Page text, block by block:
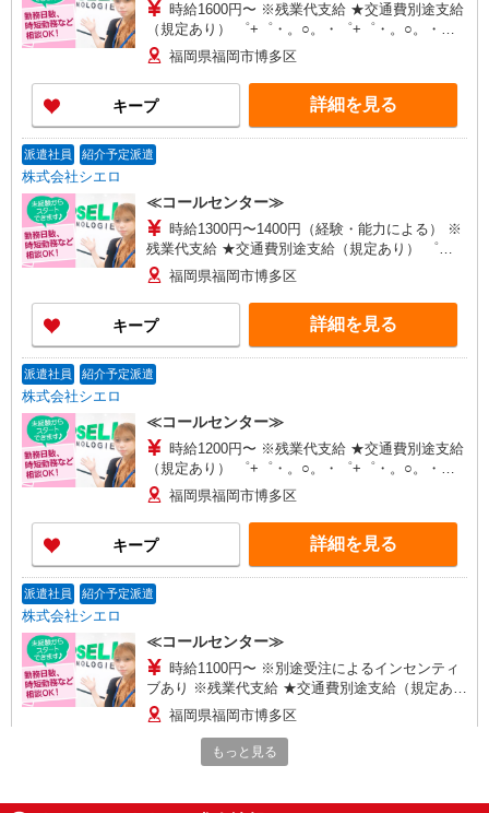
時給1600円〜 ※残業代支給 ★交通費別途支給
（規定あり） ゜+゜・。○。・゜+゜・。○。・゜
+゜ 入社祝い金10万円支給(規定有) お友達を紹介
頂くと, インセンティブ支給(規定有) ★月2回払
い・週払い可能（規程有）★ ゜・。○。・゜
+゜・。○。・゜+゜
福岡県福岡市博多区
キープ 詳細を見る
派遣社員 紹介予定派遣
株式会社シエロ
≪コールセンター≫
時給1300円〜1400円（経験・能力による） ※
残業代支給 ★交通費別途支給（規定あり） ゜
+゜・。○。・゜+゜・。○。・゜+゜ 入社祝い金10
万円支給(規定有) お友達を紹介頂くと, インセンテ
ィブ支給(規定有) ★月2回払い・週払い可能（規程
有）★ ゜・。○。・゜+゜・。○。・゜+゜
福岡県福岡市博多区
キープ 詳細を見る
派遣社員 紹介予定派遣
株式会社シエロ
≪コールセンター≫
時給1200円〜 ※残業代支給 ★交通費別途支給
（規定あり） ゜+゜・。○。・゜+゜・。○。・゜
+゜ 入社祝い金10万円支給(規定有) お友達を紹介
頂くと, インセンティブ支給(規定有) ★月2回払
い・週払い可能（規程有）★ ゜・。○。・゜
+゜・。○。・゜+゜
福岡県福岡市博多区
キープ 詳細を見る
派遣社員 紹介予定派遣
株式会社シエロ
≪コールセンター≫
時給1100円〜 ※別途受注によるインセンティ
ブあり ※残業代支給 ★交通費別途支給（規定あ
り） ゜+゜・。○。・゜+゜・。○。・゜+゜ 入社
祝い金10万円支給(規定有) お友達を紹介頂くと, イ
ンセンティブ支給(規定有) ★月2回払い・週払い可
能（規程有）★ ゜・。○。・゜+゜・。○。・゜
福岡県福岡市博多区
もっと見る